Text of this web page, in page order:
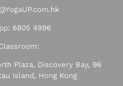
6805 4996
Plaza, Discovery Bay, 96
Island, Hong Kong